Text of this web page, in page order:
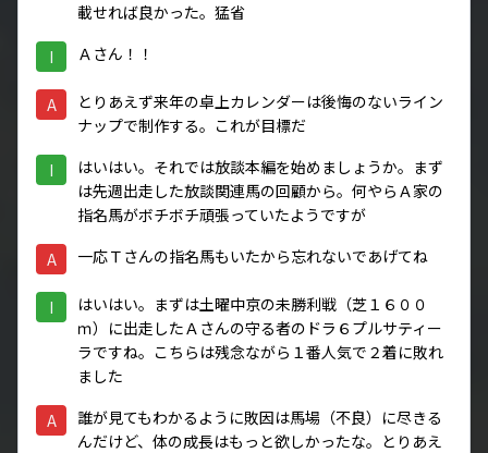
載せれば良かった。猛省
I Ａさん！！
A
とりあえず来年の卓上カレンダーは後悔のないライン
ナップで制作する。これが目標だ
I
はいはい。それでは放談本編を始めましょうか。まず
は先週出走した放談関連馬の回顧から。何やらＡ家の
指名馬がボチボチ頑張っていたようですが
A 一応Ｔさんの指名馬もいたから忘れないであげてね
I
はいはい。まずは土曜中京の未勝利戦（芝１６００
ｍ）に出走したＡさんの守る者のドラ６プルサティー
ラですね。こちらは残念ながら１番人気で２着に敗れ
ました
A
誰が見てもわかるように敗因は馬場（不良）に尽きる
んだけど、体の成長はもっと欲しかったな。とりあえ